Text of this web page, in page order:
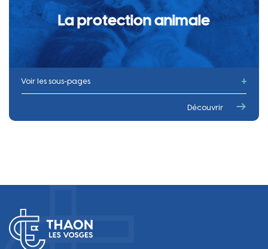
La protection animale
Voir les sous-pages
Chiens catégorisés dangereux
Découvrir